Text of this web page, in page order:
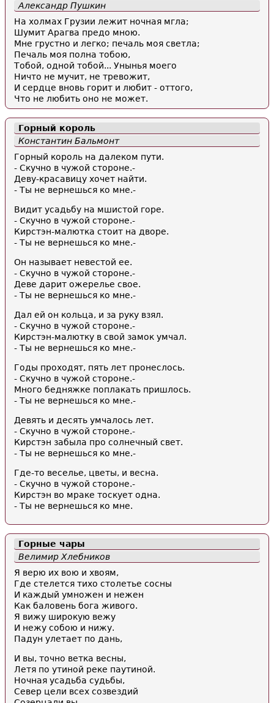
Александр Пушкин
На холмах Грузии лежит ночная мгла;
Шумит Арагва предо мною.
Мне грустно и легко; печаль моя светла;
Печаль моя полна тобою,
Тобой, одной тобой... Унынья моего
Ничто не мучит, не тревожит,
И сердце вновь горит и любит - оттого,
Что не любить оно не может.
Горный король
Константин Бальмонт
Горный король на далеком пути.
- Скучно в чужой стороне.-
Деву-красавицу хочет найти.
- Ты не вернешься ко мне.-
Видит усадьбу на мшистой горе.
- Скучно в чужой стороне.-
Кирстэн-малютка стоит на дворе.
- Ты не вернешься ко мне.-
Он называет невестой ее.
- Скучно в чужой стороне.-
Деве дарит ожерелье свое.
- Ты не вернешься ко мне.-
Дал ей он кольца, и за руку взял.
- Скучно в чужой стороне.-
Кирстэн-малютку в свой замок умчал.
- Ты не вернешься ко мне.-
Годы проходят, пять лет пронеслось.
- Скучно в чужой стороне.-
Много бедняжке поплакать пришлось.
- Ты не вернешься ко мне.-
Девять и десять умчалось лет.
- Скучно в чужой стороне.-
Кирстэн забыла про солнечный свет.
- Ты не вернешься ко мне.-
Где-то веселье, цветы, и весна.
- Скучно в чужой стороне.-
Кирстэн во мраке тоскует одна.
- Ты не вернешься ко мне.
Горные чары
Велимир Хлебников
Я верю их вою и хвоям,
Где стелется тихо столетье сосны
И каждый умножен и нежен
Как баловень бога живого.
Я вижу широкую вежу
И нежу собою и нижу.
Падун улетает по дань,
И вы, точно ветка весны,
Летя по утиной реке паутиной.
Ночная усадьба судьбы,
Север цели всех созвездий